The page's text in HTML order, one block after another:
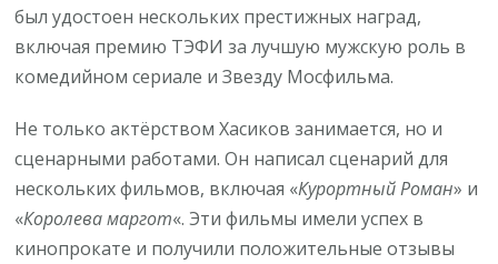
был удостоен нескольких престижных наград,
включая премию ТЭФИ за лучшую мужскую роль в
комедийном сериале и Звезду Мосфильма.
Не только актёрством Хасиков занимается, но и
сценарными работами. Он написал сценарий для
нескольких фильмов, включая «Курортный Роман» и
«Королева маргот«. Эти фильмы имели успех в
кинопрокате и получили положительные отзывы